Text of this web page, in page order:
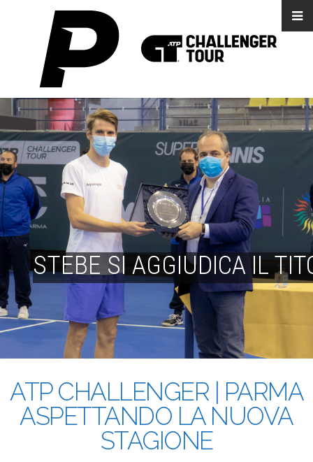
STEBE SI AGGIUDICA IL
8 Novembre 2020
ATP CHALLENGER | PARMA
ASPETTANDO LA NUOVA
STAGIONE